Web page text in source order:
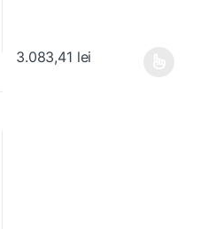
3.083,41 lei